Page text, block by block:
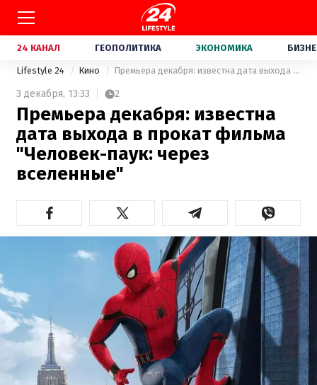
24 КАНАЛ ГЕОПОЛИТИКА ЭКОНОМИКА
Lifestyle 24 Кино Премьера декабря: известна дата выхода в прокат фильма "Человек-паук: через вселенные"
3 декабря, 13:33 2
Премьера декабря: известна
дата выхода в прокат фильма
"Человек-паук: через
вселенные"